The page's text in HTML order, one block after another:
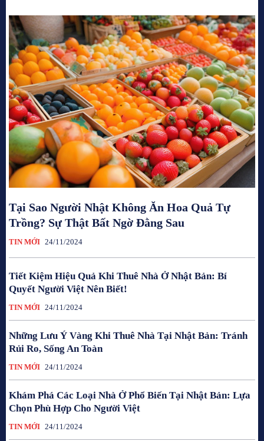
Tại Sao Người Nhật Không Ăn Hoa Quả Tự
Trồng? Sự Thật Bất Ngờ Đằng Sau
TIN MỚI 24/11/2024
Tiết Kiệm Hiệu Quả Khi Thuê Nhà Ở Nhật Bản: Bí
Quyết Người Việt Nên Biết!
TIN MỚI 24/11/2024
Những Lưu Ý Vàng Khi Thuê Nhà Tại Nhật Bản: Tránh
Rủi Ro, Sống An Toàn
TIN MỚI 24/11/2024
Khám Phá Các Loại Nhà Ở Phổ Biến Tại Nhật Bản: Lựa
Chọn Phù Hợp Cho Người Việt
TIN MỚI 24/11/2024